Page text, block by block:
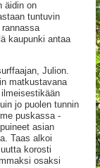
äidin on
tuntuvin
kaupunki antaa
Julion.
matkustavana
jo puolen tunnin
puskassa -
asian
Taas alkoi
korosti
osaksi